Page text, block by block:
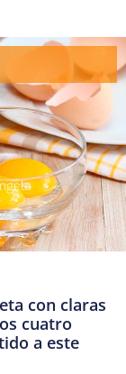
con claras
cuatro
a este